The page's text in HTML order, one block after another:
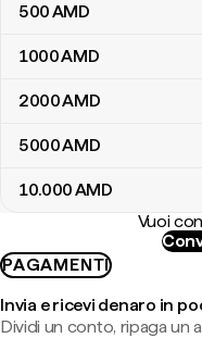
500AMD
1000AMD
2000AMD
5000AMD
10.000AMD
Vuoi
PAGAMENTI
Invia e ricevi denaro in
Dividi un conto, ripaga un